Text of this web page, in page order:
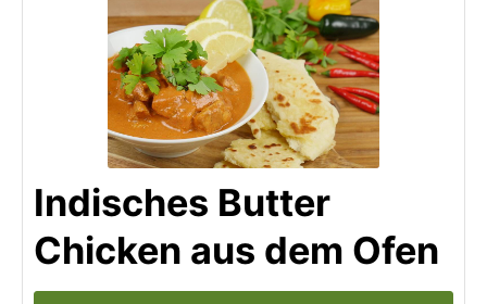
Indisches Butter
Chicken aus dem Ofen